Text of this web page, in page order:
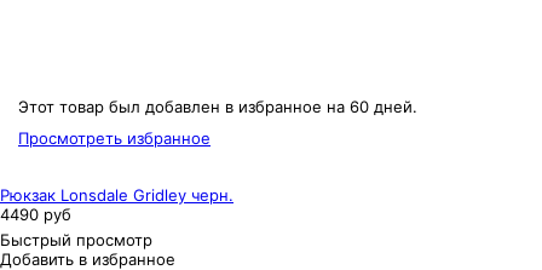
Этот товар был добавлен в избранное на 60 дней.
Просмотреть избранное
Рюкзак Lonsdale Gridley черн.
4490 руб
Быстрый просмотр
Добавить в избранное